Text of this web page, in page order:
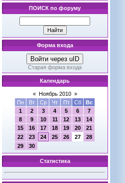
ПОИСК по форуму
Форма входа
Войти через uID
Старая форма входа
Календарь
« Ноябрь 2010 »
Пн
Вт Ср Чт Пт Сб
Вс
1
2 3 4 5 6
7
8
9 10 11 12 13
14
15
16 17 18 19 20
21
22
23 24 25 26 27
28
29
30
Статистика